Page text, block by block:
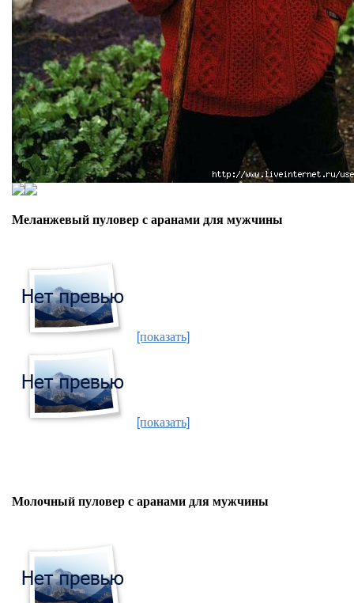
Меланжевый пуловер с аранами для мужчины
[показать]
[показать]
Молочный пуловер с аранами для мужчины